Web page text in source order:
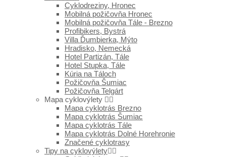
Cyklodreziny, Hronec
Mobilná požičovňa Hronec
Mobilná požičovňa Tále - Brezno
Profibikers, Bystrá
Villa Ďumbierka, Mýto
Hradisko, Nemecká
Hotel Partizán, Tále
Hotel Stupka, Tále
Kúria na Táloch
Požičovňa Šumiac
Požičovňa Telgárt
Mapa cyklovýlety
Mapa cyklotrás Brezno
Mapa cyklotrás Šumiac
Mapa cyklotrás Tále
Mapa cyklotrás Dolné Horehronie
Značené cyklotrasy
Tipy na cyklovýlety